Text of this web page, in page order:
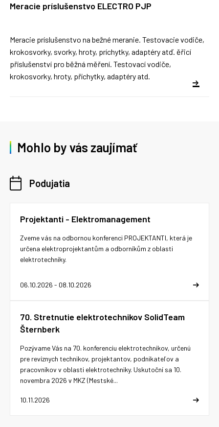
Meracie príslušenstvo ELECTRO PJP
Meracie príslušenstvo na bežné meranie. Testovacie vodiče,
krokosvorky, svorky, hroty, príchytky, adaptéry atď. ěřicí
příslušenství pro běžná měření. Testovací vodiče,
krokosvorky, hroty, příchytky, adaptéry atd.
Mohlo by vás zaujímať
Podujatia
Projektanti - Elektromanagement
06.10.2026 - 08.10.2026
Zveme vás na odbornou konferenci PROJEKTANTI, která je
určena elektroprojektantům a odborníkům z oblasti
elektrotechniky.
70. Stretnutie elektrotechnikov SolidTeam
Šternberk
10.11.2026
Pozývame Vás na 70. konferenciu elektrotechnikov, určenú
pre revíznych technikov, projektantov, podnikateľov a
pracovníkov v oblasti elektrotechniky. Uskutoční sa 10.
novembra 2026 v MKZ (Mestské...